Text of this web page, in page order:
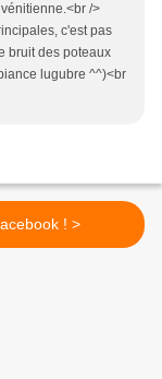
/>
c'est pas
bruit des poteaux
lugubre ^^)<br
Facebook ! >